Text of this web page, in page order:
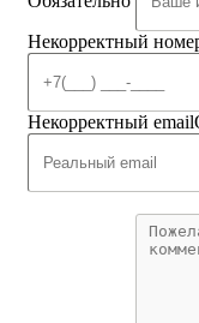
Некорректный
Некорректный email